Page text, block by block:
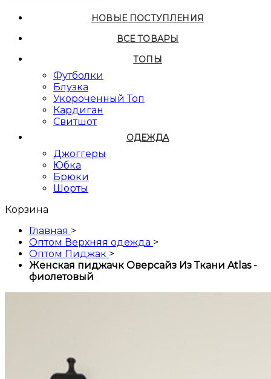
НОВЫЕ ПОСТУПЛЕНИЯ
ВСЕ ТОВАРЫ
ТОПЫ
Футболки
Блузка
Укороченный Топ
Кардиган
Свитшот
ОДЕЖДА
Джоггеры
Юбка
Брюки
Шорты
Корзина
Главная >
Оптом Верхняя одежда >
Оптом Пиджак >
Женская пиджачк Оверсайз Из Ткани Atlas -
фиолетовый